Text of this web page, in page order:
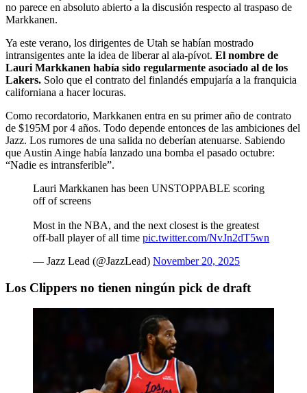
no parece en absoluto abierto a la discusión respecto al traspaso de
Markkanen.
Ya este verano, los dirigentes de Utah se habían mostrado
intransigentes ante la idea de liberar al ala-pívot. El nombre de
Lauri Markkanen había sido regularmente asociado al de los
Lakers. Solo que el contrato del finlandés empujaría a la franquicia
californiana a hacer locuras.
Como recordatorio, Markkanen entra en su primer año de contrato
de $195M por 4 años. Todo depende entonces de las ambiciones del
Jazz. Los rumores de una salida no deberían atenuarse. Sabiendo
que Austin Ainge había lanzado una bomba el pasado octubre:
“Nadie es intransferible”.
Lauri Markkanen has been UNSTOPPABLE scoring
off of screens
Most in the NBA, and the next closest is the greatest
off-ball player of all time pic.twitter.com/NvJn2dT5wn
— Jazz Lead (@JazzLead) November 20, 2025
Los Clippers no tienen ningún pick de draft